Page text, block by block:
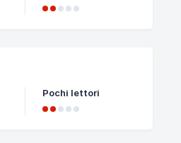
Pochi lettori